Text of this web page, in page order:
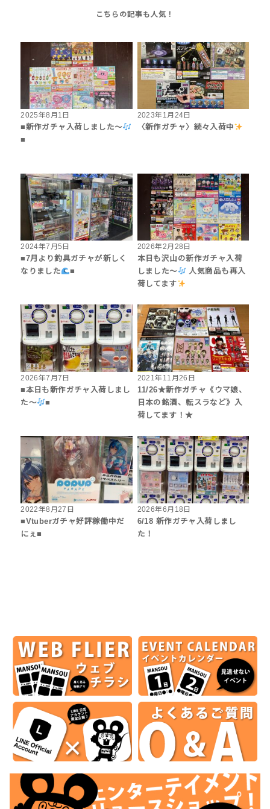
2025年8月1日
■新作ガチャ入荷しました〜
■
2023年1月24日
〈新作ガチャ〉続々入荷中
2024年7月5日
■7月より釣具ガチャが新しく
なりました
■
2026年2月28日
本日も沢山の新作ガチャ入荷
しました〜
人気商品も再入
荷してます
2026年7月7日
■本日も新作ガチャ入荷しまし
た〜
■
2021年11月26日
11/26★新作ガチャ《ウマ娘、
日本の銘酒、転スラなど》入
荷してます！★
2022年8月27日
■Vtuberガチャ好評稼働中だ
にぇ■
2026年6月18日
6/18 新作ガチャ入荷しまし
た！